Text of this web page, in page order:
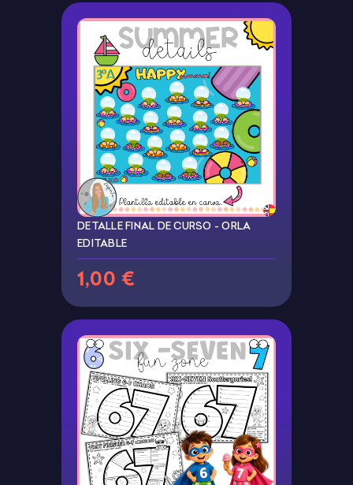
DETALLE FINAL DE CURSO - ORLA
EDITABLE
1,00 €